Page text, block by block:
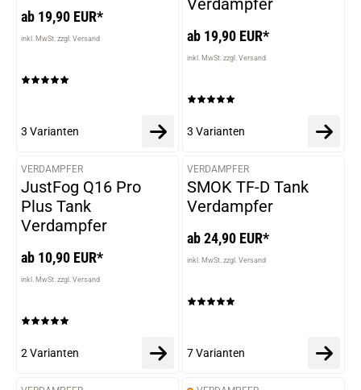
ab 19,90 EUR*
inkl. MwSt. zzgl. Versand
3 Varianten
Verdampfer
ab 19,90 EUR*
inkl. MwSt. zzgl. Versand
3 Varianten
VERDAMPFER
JustFog Q16 Pro
Plus Tank
Verdampfer
ab 10,90 EUR*
inkl. MwSt. zzgl. Versand
2 Varianten
VARIANTEN
VERDAMPFER
SMOK TF-D Tank
Verdampfer
ab 24,90 EUR*
inkl. MwSt. zzgl. Versand
7 Varianten